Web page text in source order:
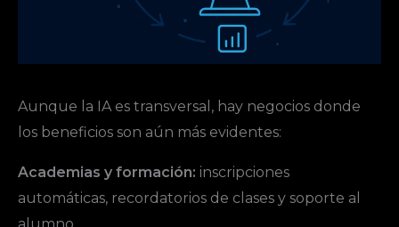
Aunque la IA es transversal, hay negocios donde
los beneficios son aún más evidentes:
Academias y formación: inscripciones
automáticas, recordatorios de clases y soporte al
alumno.